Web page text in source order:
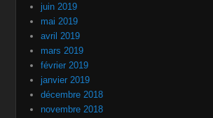
juin 2019
mai 2019
avril 2019
mars 2019
février 2019
janvier 2019
décembre 2018
novembre 2018